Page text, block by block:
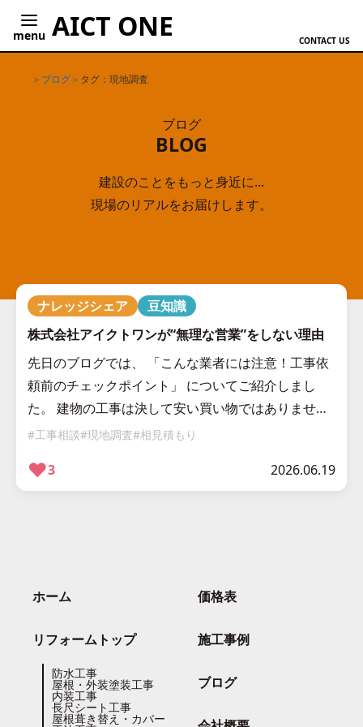
menu AICT ONE CONTACT US
ホーム
ブログ タグ：現地調査
ブログ
BLOG
建設のことをもっと身近に...
現場のリアルをお届けします。
ナレッジシェア
豆知識
株式会社アイクトワンが“無理な営業”をしない理由
先日のブログでは、 「こんな業者には注意！工事依
頼前のチェックポイント」 についてご紹介しまし
た。 建物の工事は決して安い買い物ではありませ
ん。 だからこそ今日は、 株式会社アイクトワンが大
#工事相談#現地調査#相見積もり
❤︎3 2026.06.19
ホーム
リフォームトップ
防水工事
屋根・外装塗装工事
内装工事
長尺シート工事
屋根葺き替え・カバー
価格表
施工事例
ブログ